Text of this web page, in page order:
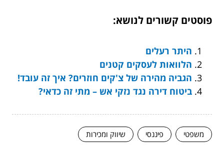
פוסטים קשורים לנושא:
היתר רעלים
הלוואות לעסקים קטנים
הגביה מהירה של צ'קים חוזרים? איך זה עובד!
ביטוח דירה נגד נזקי אש – מתי זה כדאי?
משפטי פיננסי שיווק ומכירות